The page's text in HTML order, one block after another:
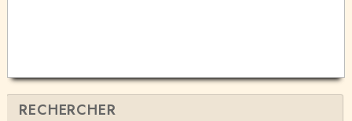
RECHERCHER